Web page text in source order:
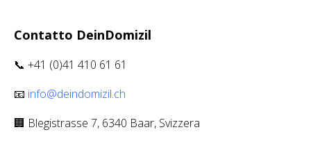
Contatto DeinDomizil
📞 +41 (0)41 410 61 61
📧 info@deindomizil.ch
🏢 Blegistrasse 7, 6340 Baar, Svizzera